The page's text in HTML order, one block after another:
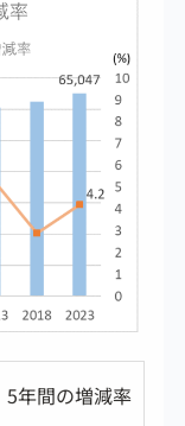
5年間の増減率